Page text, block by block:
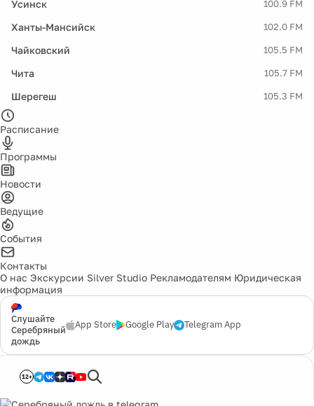
Усинск 100.9 FM
Ханты-Мансийск 102.0 FM
Чайковский 105.5 FM
Чита 105.7 FM
Шерегеш 105.3 FM
Расписание
Программы
Новости
Ведущие
События
Контакты
О нас Экскурсии Silver Studio Рекламодателям Юридическая
информация
Слушайте
Серебряный
дождь
App Store Google Play Telegram App
12+